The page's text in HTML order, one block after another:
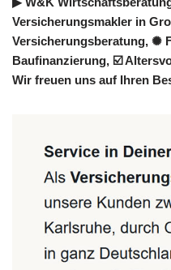
Versicherungsmakler in
Versicherungsberatung, ✺
Baufinanzierung, ☑️
Wir freuen uns auf Ihren